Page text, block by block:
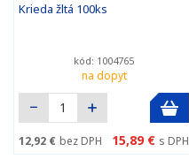
Krieda žltá 100ks
kód: 1004765
na dopyt
12,92 € bez DPH 15,89 € s DPH